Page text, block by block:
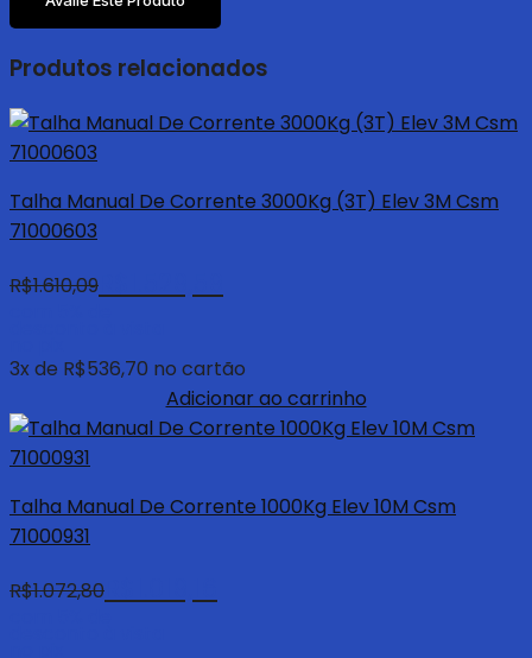
Produtos relacionados
Talha Manual De Corrente 3000Kg (3T) Elev 3M Csm
71000603
3x de R$536,70 no cartão
R$1.610,09
Adicionar ao carrinho
Talha Manual De Corrente 1000Kg Elev 10M Csm
71000931
R$1.072,80